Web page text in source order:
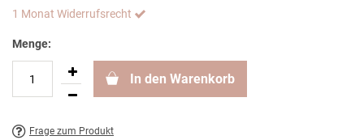
1 Monat Widerrufsrecht
Menge:
In den Warenkorb
Frage zum Produkt